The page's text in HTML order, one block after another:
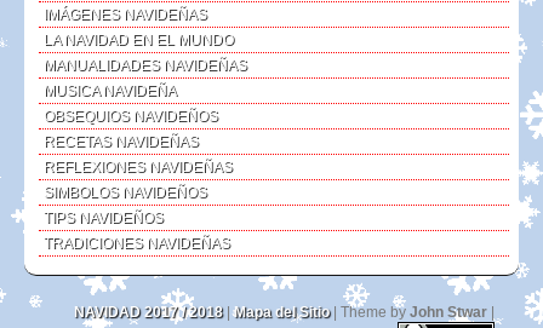
IMÁGENES NAVIDEÑAS
LA NAVIDAD EN EL MUNDO
MANUALIDADES NAVIDEÑAS
MUSICA NAVIDEÑA
OBSEQUIOS NAVIDEÑOS
RECETAS NAVIDEÑAS
REFLEXIONES NAVIDEÑAS
SIMBOLOS NAVIDEÑOS
TIPS NAVIDEÑOS
TRADICIONES NAVIDEÑAS
NAVIDAD 2017 / 2018|Mapa del Sitio| Theme by John Stwar